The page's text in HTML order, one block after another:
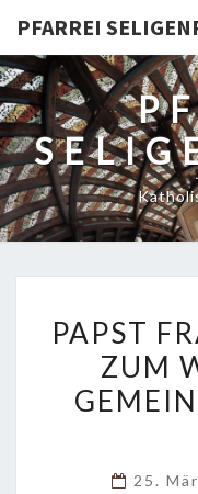
PFARREI
PAPST
ZUM
25.